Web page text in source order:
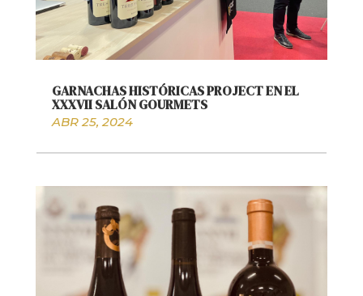
GARNACHAS HISTÓRICAS PROJECT EN EL
XXXVII SALÓN GOURMETS
ABR 25, 2024